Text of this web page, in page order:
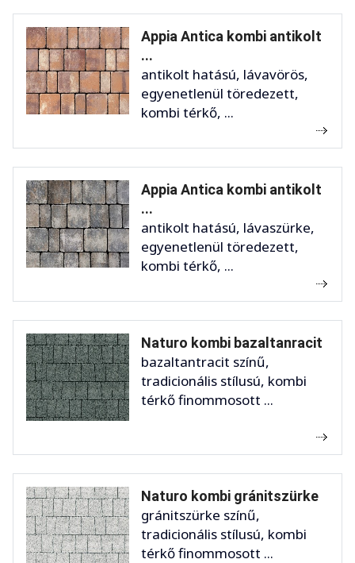
Appia Antica kombi antikolt
...
antikolt hatású, lávavörös,
egyenetlenül töredezett,
kombi térkő, ...
Appia Antica kombi antikolt
...
antikolt hatású, lávaszürke,
egyenetlenül töredezett,
kombi térkő, ...
Naturo kombi bazaltanracit
bazaltantracit színű,
tradicionális stílusú, kombi
térkő finommosott ...
Naturo kombi gránitszürke
gránitszürke színű,
tradicionális stílusú, kombi
térkő finommosott ...